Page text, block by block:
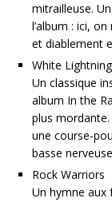
mitrailleuse.
l’album : ici,
et diablement
White Lightning
Un classique
album In the
plus
une course-
basse
Rock Warriors
Un hymne aux